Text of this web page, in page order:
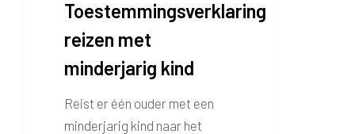
Toestemmingsverklaring
reizen met
minderjarig kind
Reist er één ouder met een
minderjarig kind naar het